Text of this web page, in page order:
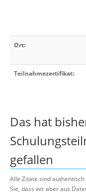
Ort:
Teilnahmezertifikat:
Das hat
gefallen
Alle Zitate sind
Sie, dass wir aber aus